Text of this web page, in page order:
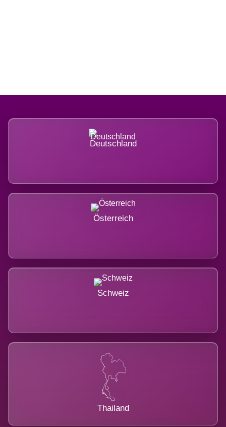
Deutschland
Österreich
Schweiz
Thailand